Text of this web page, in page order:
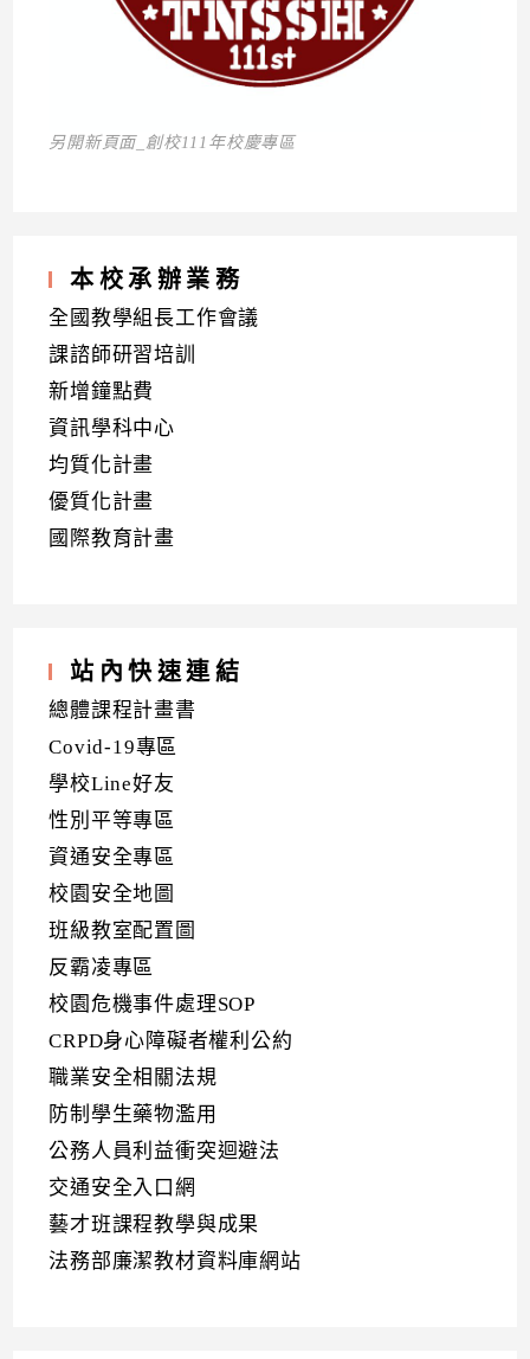
另開新頁面_創校111年校慶專區
本校承辦業務
全國教學組長工作會議
課諮師研習培訓
新增鐘點費
資訊學科中心
均質化計畫
優質化計畫
國際教育計畫
站內快速連結
總體課程計畫書
Covid-19專區
學校Line好友
性別平等專區
資通安全專區
校園安全地圖
班級教室配置圖
反霸凌專區
校園危機事件處理SOP
CRPD身心障礙者權利公約
職業安全相關法規
防制學生藥物濫用
公務人員利益衝突迴避法
交通安全入口網
藝才班課程教學與成果
法務部廉潔教材資料庫網站